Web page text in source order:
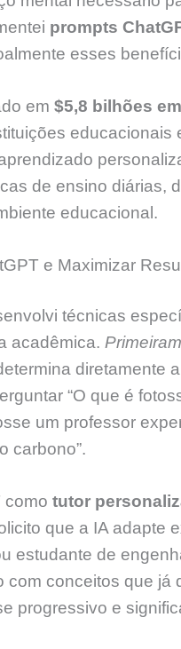
prompts
esses
em $5,8 bilhões
educacionais
de ensino diárias,
educacional.
e Maximizar
técnicas
acadêmica.
diretamente
“O que é
um professor
carbono”.
como tutor
que a IA adapte
estudante de
conceitos que já
progressivo e